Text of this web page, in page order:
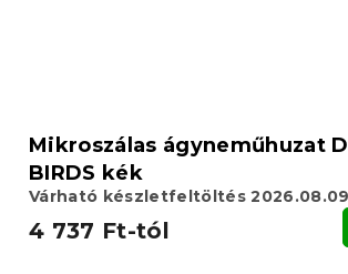
Mikroszálas ágyneműhuzat
BIRDS kék
Várható készletfeltöltés 2026.08.09
4 737 Ft-tól